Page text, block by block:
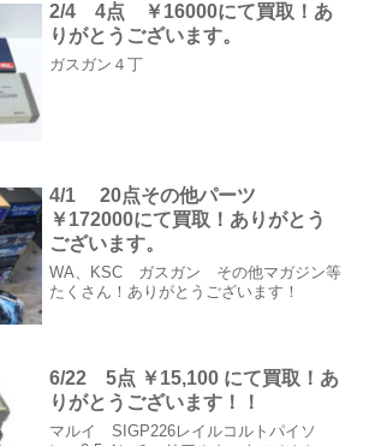
2/4 4点 ￥16000にて買取！あ
りがとうございます。
ガスガン４丁
4/1 20点その他パーツ
￥172000にて買取！ありがとう
ございます。
WA、KSC ガスガン その他マガジン等
たくさん！ありがとうございます！
6/22 5点 ￥15,100 にて買取！あ
りがとうございます！！
マルイ SIGP226レイルコルトパイソ